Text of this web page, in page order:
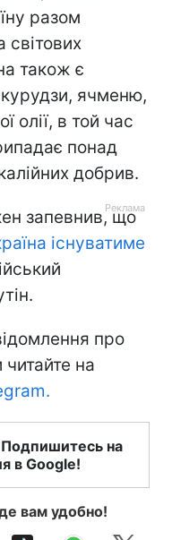
разом
також є
ячменю,
олії, в той час
понад
добрив.
запевнив, що
існуватиме
про
читайте на
Подпишитесь на
в Google!
вам удобно!